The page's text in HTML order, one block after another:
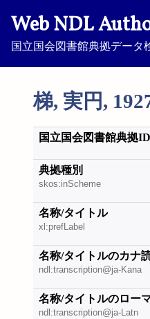
Web NDL
国立国会図書館典拠データ
梯, 実円,
国立国会図書館典拠ID
典拠種別
skos:inScheme
名称/タイトル
xl:prefLabel
名称/タイトルのカナ
ndl:transcription@ja-Kana
名称/タイトルのロー
ndl:transcription@ja-Latn